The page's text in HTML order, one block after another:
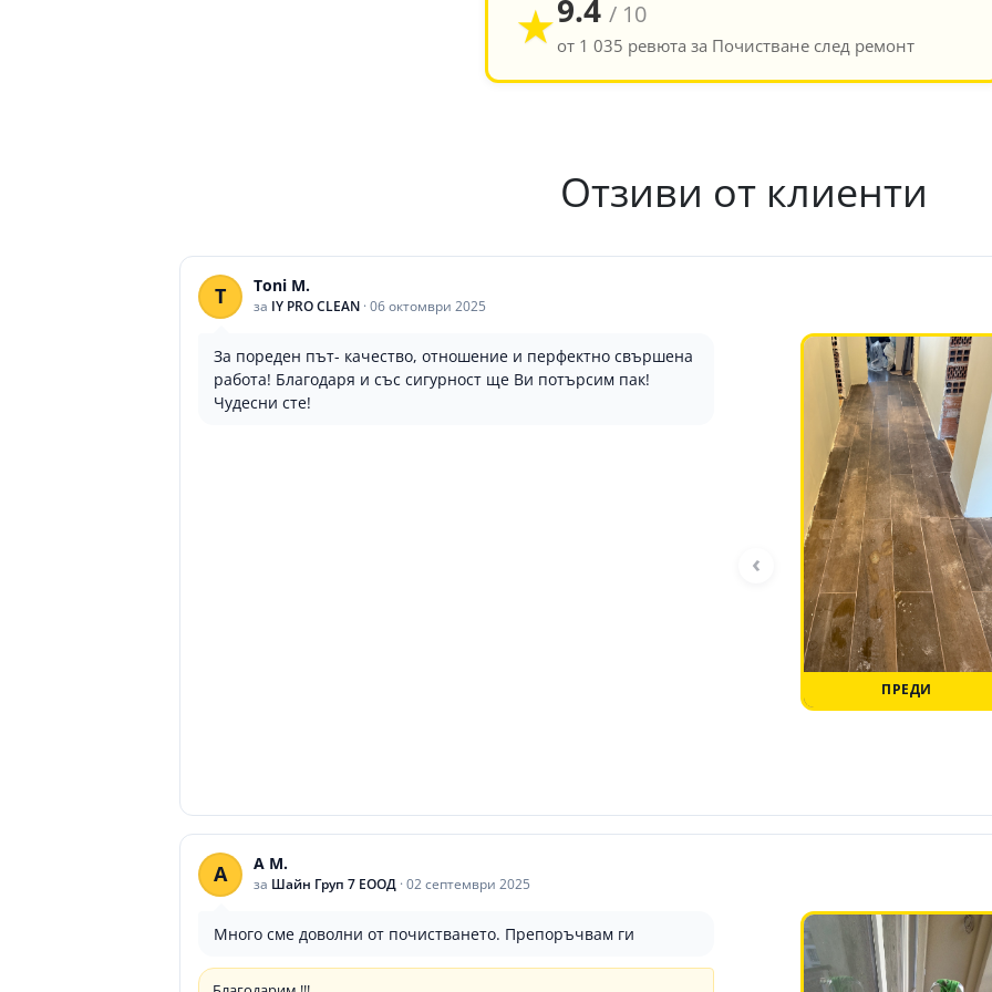
★9.4 / 10
от 1 035 ревюта за Почистване след ремонт
Отзиви от клиенти
T Toni M.
за IY PRO CLEAN ·06 октомври 2025
За пореден път- качество, отношение и перфектно свършена
работа! Благодаря и със сигурност ще Ви потърсим пак!
Чудесни сте!
ПРЕДИ
‹
A A M.
за Шайн Груп 7 ЕООД ·02 септември 2025
Много сме доволни от почистването. Препоръчвам ги